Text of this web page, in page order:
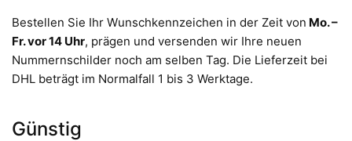
Bestellen Sie Ihr Wunschkennzeichen in der Zeit von Mo. –
Fr. vor 14 Uhr, prägen und versenden wir Ihre neuen
Nummernschilder noch am selben Tag. Die Lieferzeit bei
DHL beträgt im Normalfall 1 bis 3 Werktage.
Günstig